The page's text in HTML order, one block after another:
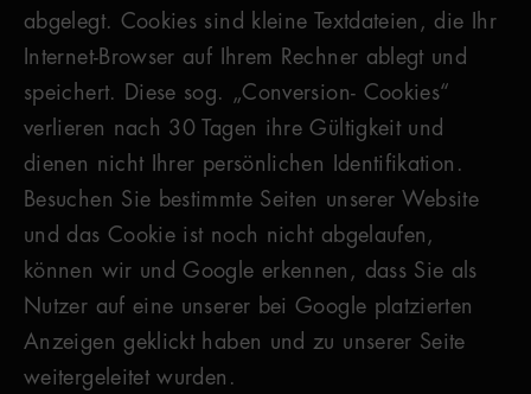
abgelegt. Cookies sind kleine Textdateien, die Ihr
Internet-Browser auf Ihrem Rechner ablegt und
speichert. Diese sog. „Conversion- Cookies“
verlieren nach 30 Tagen ihre Gültigkeit und
dienen nicht Ihrer persönlichen Identifikation.
Besuchen Sie bestimmte Seiten unserer Website
und das Cookie ist noch nicht abgelaufen,
können wir und Google erkennen, dass Sie als
Nutzer auf eine unserer bei Google platzierten
Anzeigen geklickt haben und zu unserer Seite
weitergeleitet wurden.